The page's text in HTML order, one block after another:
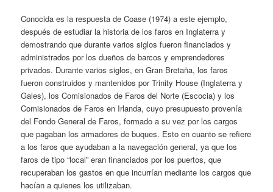
Conocida es la respuesta de Coase (1974) a este ejemplo,
después de estudiar la historia de los faros en Inglaterra y
demostrando que durante varios siglos fueron financiados y
administrados por los dueños de barcos y emprendedores
privados. Durante varios siglos, en Gran Bretaña, los faros
fueron construidos y mantenidos por Trinity House (Inglaterra y
Gales), los Comisionados de Faros del Norte (Escocia) y los
Comisionados de Faros en Irlanda, cuyo presupuesto provenía
del Fondo General de Faros, formado a su vez por los cargos
que pagaban los armadores de buques. Esto en cuanto se refiere
a los faros que ayudaban a la navegación general, ya que los
faros de tipo “local” eran financiados por los puertos, que
recuperaban los gastos en que incurrían mediante los cargos que
hacían a quienes los utilizaban.